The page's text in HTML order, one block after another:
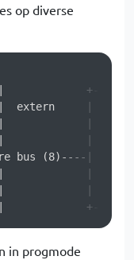
op diverse
+---+
extern     |   |---
|   |---
|             |   |
bus (8)----|   |
|   |---
|             |   |---
in progmode